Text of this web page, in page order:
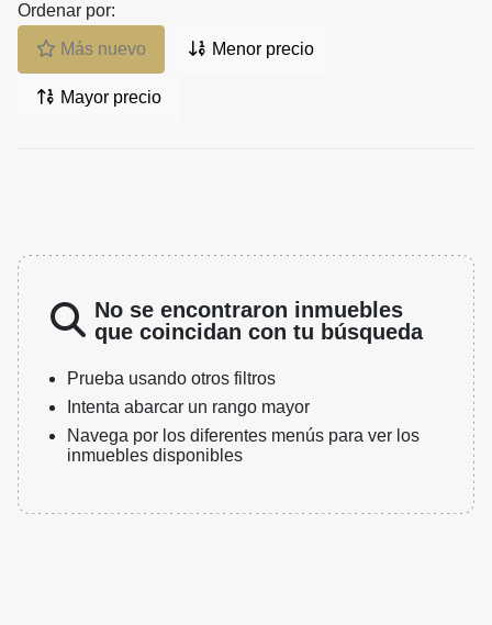
Ordenar por:
Más nuevo Menor precio
Mayor precio
No se encontraron inmuebles
que coincidan con tu búsqueda
Prueba usando otros filtros
Intenta abarcar un rango mayor
Navega por los diferentes menús para ver los
inmuebles disponibles